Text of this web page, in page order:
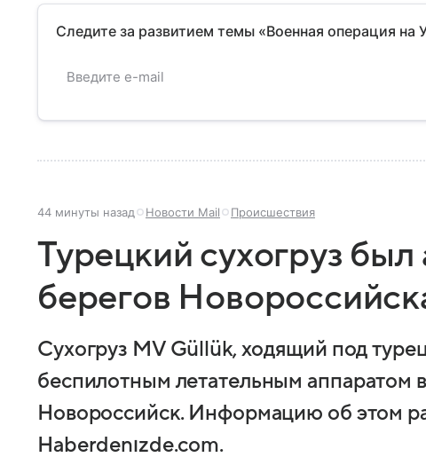
Следите за развитием темы «Военная операция на
44 минуты назад Новости Mail Происшествия
Турецкий сухогруз
берегов
Сухогруз MV Güllük, ходящий под
беспилотным летательным аппаратом
Новороссийск. Информацию об этом
Haberdenızde.com.